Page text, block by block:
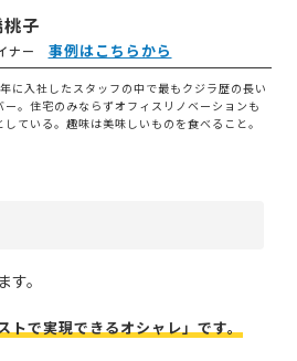
子
ナー 事例はこちらから
に入社したスタッフの中で最もクジラ歴の長い
ー。住宅のみならずオフィスリノベーションも
している。趣味は美味しいものを食べること。
。
トで実現できるオシャレ」です。